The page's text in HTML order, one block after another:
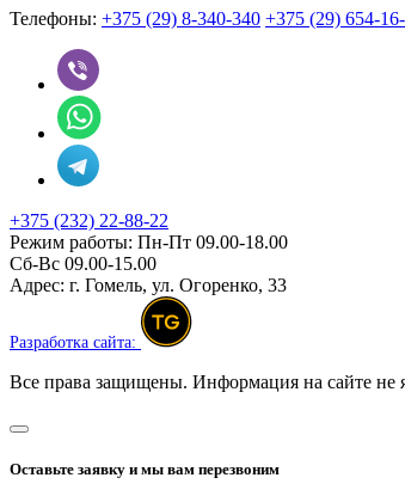
Телефоны: +375 (29) 8-340-340 +375 (29) 654-
+375 (232) 22-88-22
Режим работы: Пн-Пт 09.00-18.00
Сб-Вс 09.00-15.00
Адрес: г. Гомель, ул. Огоренко, 33
Разработка сайта:
Все права защищены. Информация на сайте не
Оставьте заявку и мы вам перезвоним